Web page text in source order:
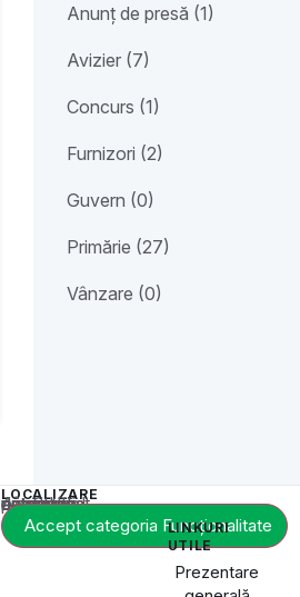
Anunț de presă (1)
Avizier (7)
Concurs (1)
Furnizori (2)
Guvern (0)
Primărie (27)
Vânzare (0)
LOCALIZARE
Acest conținut este blocat până când acceptați categoria de cookie-uri necesară.
Accept categoria Funcționalitate
LINKURI
UTILE
Prezentare